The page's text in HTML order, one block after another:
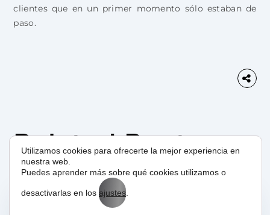
clientes que en un primer momento sólo estaban de
paso.
Related Posts
Utilizamos cookies para ofrecerte la mejor experiencia en
nuestra web.
Puedes aprender más sobre qué cookies utilizamos o
desactivarlas en los ajustes